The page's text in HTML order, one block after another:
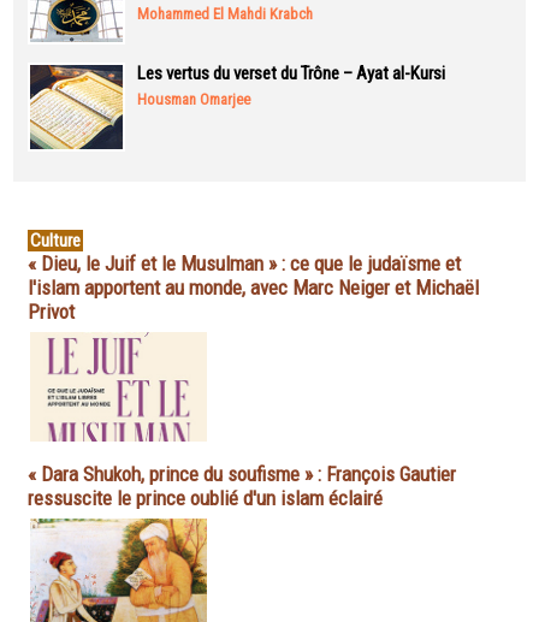
Mohammed El Mahdi Krabch
Les vertus du verset du Trône – Ayat al-Kursi
Housman Omarjee
Culture
« Dieu, le Juif et le Musulman » : ce que le judaïsme et
l'islam apportent au monde, avec Marc Neiger et Michaël
Privot
« Dara Shukoh, prince du soufisme » : François Gautier
ressuscite le prince oublié d'un islam éclairé